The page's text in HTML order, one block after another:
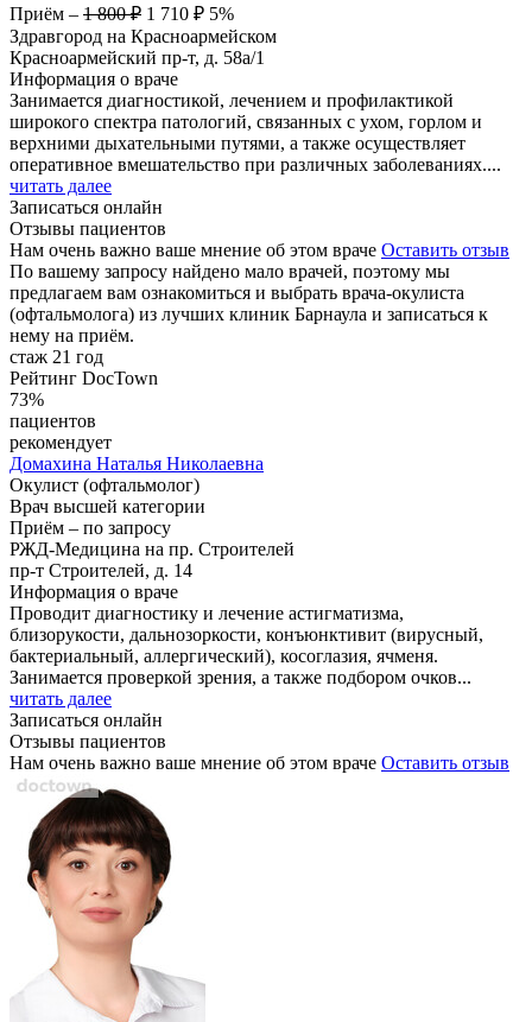
Приём – 1 800 ₽ 1 710 ₽ 5%
Здравгород на Красноармейском
Красноармейский пр-т, д. 58а/1
Информация о враче
Занимается диагностикой, лечением и профилактикой
широкого спектра патологий, связанных с ухом, горлом и
верхними дыхательными путями, а также осуществляет
оперативное вмешательство при различных заболеваниях....
читать далее
Записаться онлайн
Отзывы пациентов
Нам очень важно ваше мнение об этом враче Оставить отзыв
По вашему запросу найдено мало врачей, поэтому мы
предлагаем вам ознакомиться и выбрать врача-окулиста
(офтальмолога) из лучших клиник Барнаула и записаться к
нему на приём.
стаж 21 год
Рейтинг DocTown
73%
пациентов
рекомендует
Домахина Наталья Николаевна
Окулист (офтальмолог)
Врач высшей категории
Приём – по запросу
РЖД-Медицина на пр. Строителей
пр-т Строителей, д. 14
Информация о враче
Проводит диагностику и лечение астигматизма,
близорукости, дальнозоркости, конъюнктивит (вирусный,
бактериальный, аллергический), косоглазия, ячменя.
Занимается проверкой зрения, а также подбором очков...
читать далее
Записаться онлайн
Отзывы пациентов
Нам очень важно ваше мнение об этом враче Оставить отзыв